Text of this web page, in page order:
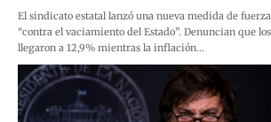
El sindicato estatal lanzó una nueva medida de
“contra el vaciamiento del Estado”. Denuncian que
llegaron a 12,9% mientras la inflación…